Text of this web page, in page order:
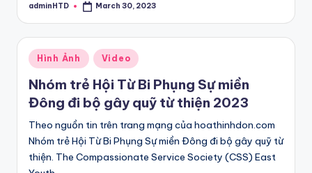
Posted
adminHTD March 30, 2023
Posted
in
Hình Ảnh Video
Nhóm trẻ Hội Từ Bi Phụng Sự miền
Đông đi bộ gây quỹ từ thiện 2023
Theo nguồn tin trên trang mạng của hoathinhdon.com
Nhóm trẻ Hội Từ Bi Phụng Sự miền Đông đi bộ gây quỹ từ
thiện. The Compassionate Service Society (CSS) East